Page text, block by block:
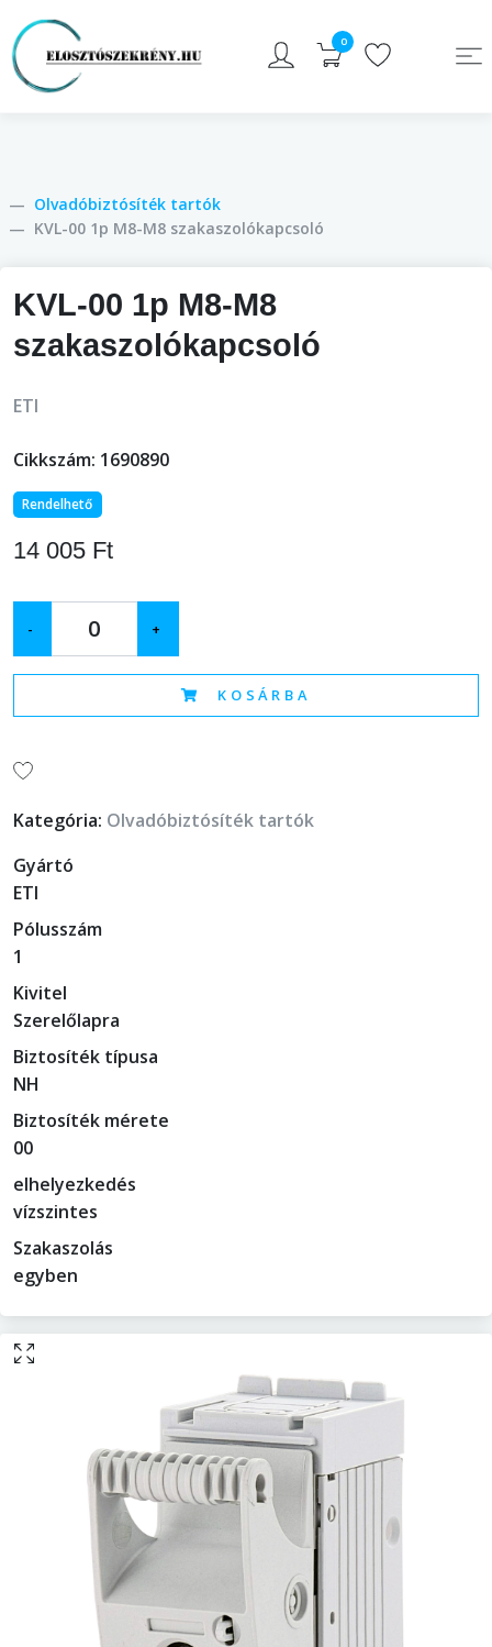
0
Olvadóbiztósíték tartók
KVL-00 1p M8-M8 szakaszolókapcsoló
KVL-00 1p M8-M8
szakaszolókapcsoló
ETI
Cikkszám: 1690890
Rendelhető
14 005 Ft
- +
KOSÁRBA
Kategória: Olvadóbiztósíték tartók
Gyártó
ETI
Pólusszám
1
Kivitel
Szerelőlapra
Biztosíték típusa
NH
Biztosíték mérete
00
elhelyezkedés
vízszintes
Szakaszolás
egyben